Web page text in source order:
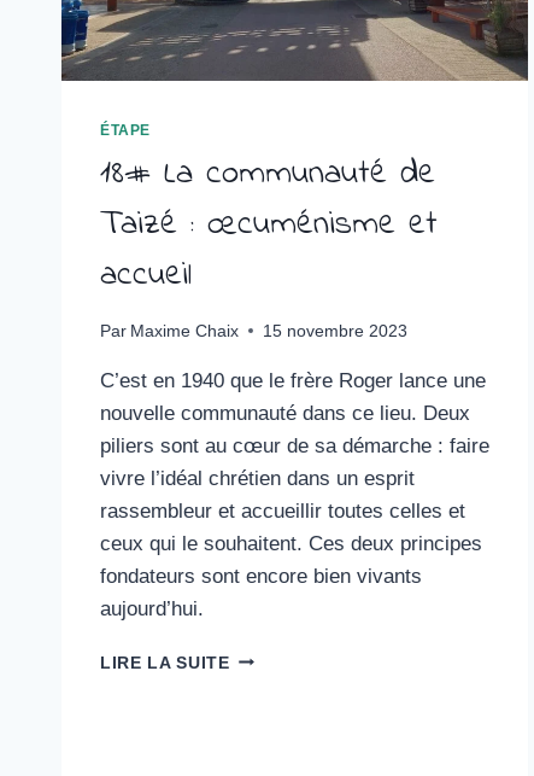
ÉTAPE
18# La communauté de
Taizé : œcuménisme et
accueil
Par Maxime Chaix 15 novembre 2023
C’est en 1940 que le frère Roger lance une
nouvelle communauté dans ce lieu. Deux
piliers sont au cœur de sa démarche : faire
vivre l’idéal chrétien dans un esprit
rassembleur et accueillir toutes celles et
ceux qui le souhaitent. Ces deux principes
fondateurs sont encore bien vivants
aujourd’hui.
LIRE LA SUITE18#